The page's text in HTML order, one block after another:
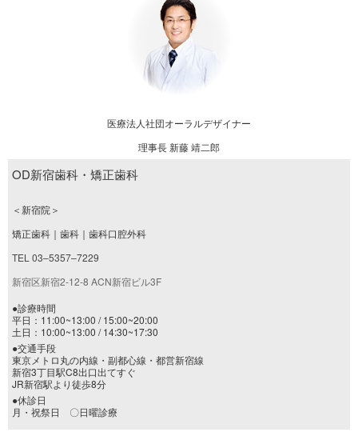
医療法人社団オーラルデザイナー
理事長 新藤 靖二郎
OD新宿歯科・矯正歯科
＜新宿院＞
矯正歯科｜歯科｜歯科口腔外科
TEL 03–5357–7229
新宿区新宿2-12-8 ACN新宿ビル3F
●診療時間
平日：11:00~13:00 / 15:00~20:00
土日：10:00~13:00 / 14:30~17:30
●交通手段
東京メトロ丸の内線・副都心線・都営新宿線
新宿3丁目駅C8出口出てすぐ
JR新宿駅より徒歩8分
●休診日
月・祝祭日 〇日曜診療